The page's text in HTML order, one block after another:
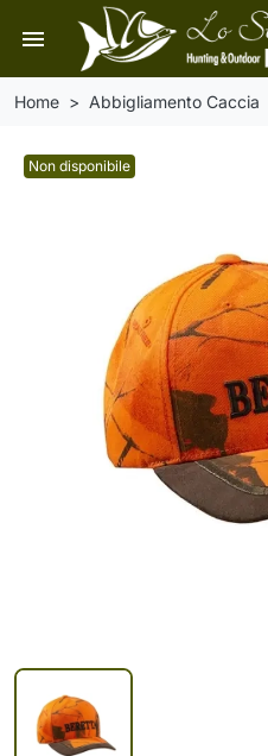
menu
Home Abbigliamento Caccia
Non disponibile